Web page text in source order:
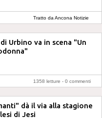
Tratto da Ancona Notizie
Urbino va in scena "Un
1358 letture - 0 commenti
dà il via alla stagione
di Jesi